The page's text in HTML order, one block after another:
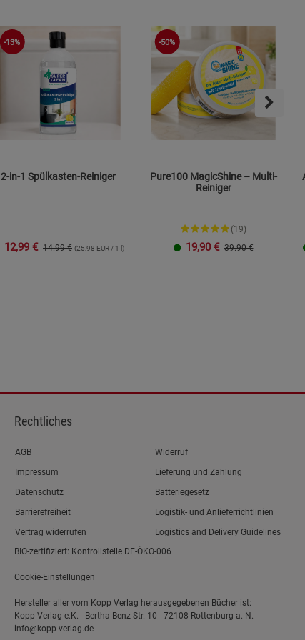
-13%
2-in-1 Spülkasten-Reiniger
12,99 € 14.99 € (25,98 EUR / 1 l)
-50%
Pure100 MagicShine – Multi-
Reiniger
(19)
19,90 € 39.90 €
Rechtliches
Link zum/zur
AGB
Link zum/zur
Impressum
Link zum/zur
Datenschutz
Link zum/zur
Barrierefreiheit
Vertrag widerrufen
Widerruf
Lieferung und Zahlung
Batteriegesetz
Logistik- und Anlieferrichtlinien
Logistics and Delivery Guidelines
BIO-zertifiziert: Kontrollstelle DE-ÖKO-006
Cookie-Einstellungen
Hersteller aller vom Kopp Verlag herausgegebenen Bücher ist:
Kopp Verlag e.K. - Bertha-Benz-Str. 10 - 72108 Rottenburg a. N. -
info@kopp-verlag.de